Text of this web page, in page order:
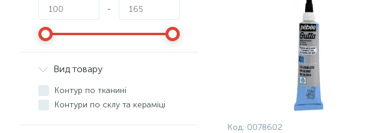
-
Вид товару
Контур по тканині
Контури по склу та кераміці
Код: 0078602